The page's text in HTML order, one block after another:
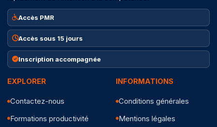
Accès PMR
Accès sous 15 jours
Inscription accompagnée
EXPLORER
Contactez-nous
Formations productivité
INFORMATIONS
Conditions générales
Mentions légales